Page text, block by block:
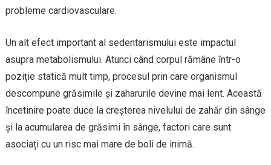
probleme cardiovasculare.
Un alt efect important al sedentarismului este impactul
asupra metabolismului. Atunci când corpul rămâne într-o
poziție statică mult timp, procesul prin care organismul
descompune grăsimile și zaharurile devine mai lent. Această
încetinire poate duce la creșterea nivelului de zahăr din sânge
și la acumularea de grăsimi în sânge, factori care sunt
asociați cu un risc mai mare de boli de inimă.